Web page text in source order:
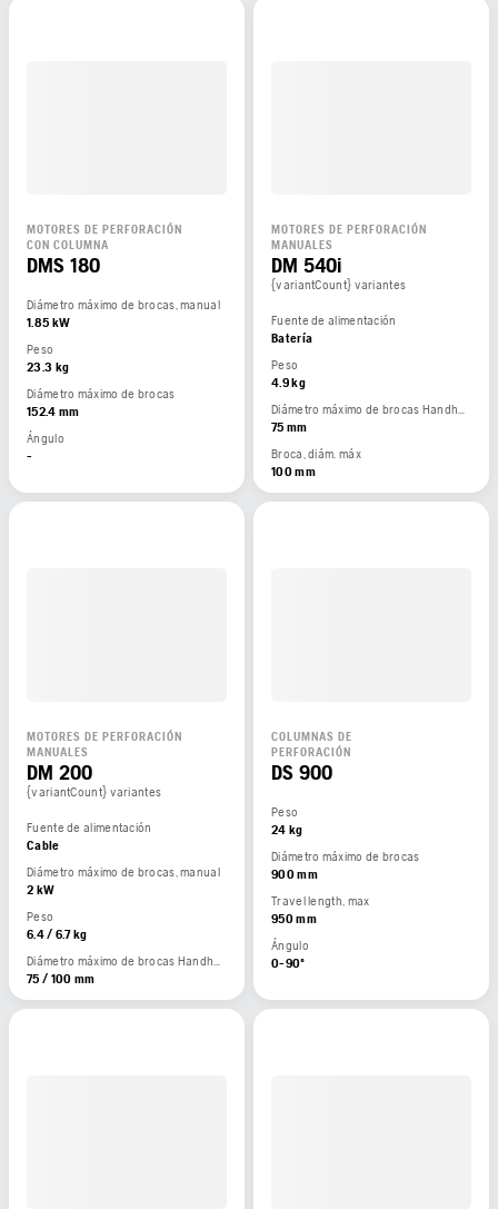
MOTORES DE PERFORACIÓN
CON COLUMNA
DMS 180
Diámetro máximo de brocas, manual
1.85 kW
Peso
23.3 kg
Diámetro máximo de brocas
152.4 mm
Ángulo
-
MOTORES DE PERFORACIÓN
MANUALES
DM 540i
{variantCount} variantes
Fuente de alimentación
Batería
Peso
4.9 kg
Diámetro máximo de brocas Handheld
75 mm
Broca, diám. máx
100 mm
MOTORES DE PERFORACIÓN
MANUALES
DM 200
{variantCount} variantes
Fuente de alimentación
Cable
Diámetro máximo de brocas, manual
2 kW
Peso
6.4 / 6.7 kg
Diámetro máximo de brocas Handheld
75 / 100 mm
COLUMNAS DE
PERFORACIÓN
DS 900
Peso
24 kg
Diámetro máximo de brocas
900 mm
Travel length, max
950 mm
Ángulo
0-90º